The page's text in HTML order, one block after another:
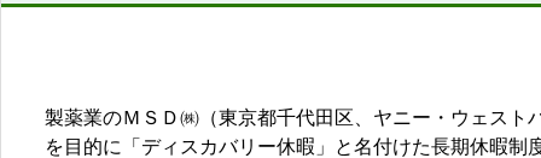
製薬業のＭＳＤ㈱（東京都千代田区、ヤニー・ウェス
を目的に「ディスカバリー休暇」と名付けた長期休暇